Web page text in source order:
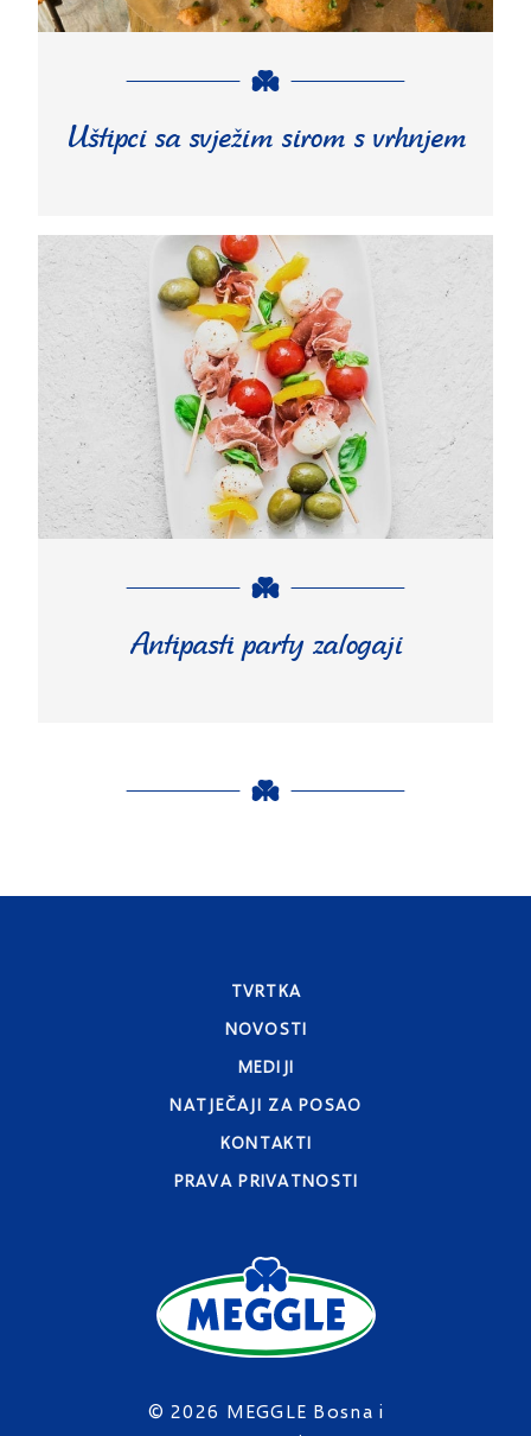
Uštipci sa svježim sirom s vrhnjem
Antipasti party zalogaji
TVRTKA
NOVOSTI
MEDIJI
NATJEČAJI ZA POSAO
KONTAKTI
PRAVA PRIVATNOSTI
© 2026 MEGGLE Bosna i